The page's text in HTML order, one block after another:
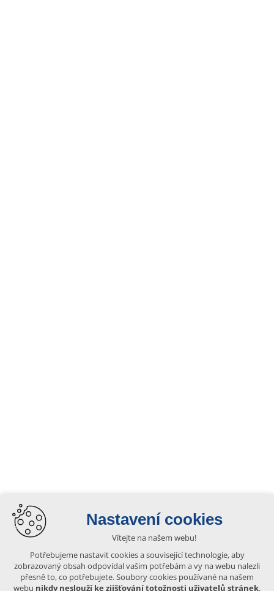
Nastavení cookies
Vítejte na našem webu!
Potřebujeme nastavit cookies a související technologie, aby
zobrazovaný obsah odpovídal vašim potřebám a vy na webu nalezli
přesně to, co potřebujete. Soubory cookies používané na našem
webu nikdy neslouží ke zjišťování totožnosti uživatelů stránek.